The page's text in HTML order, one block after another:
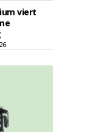
viert